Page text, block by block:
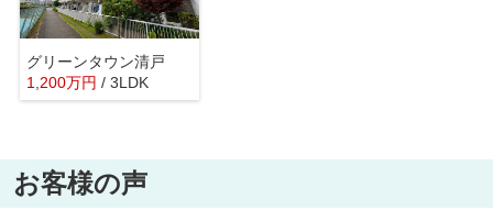
グリーンタウン清戸
1,200万円 / 3LDK
お客様の声